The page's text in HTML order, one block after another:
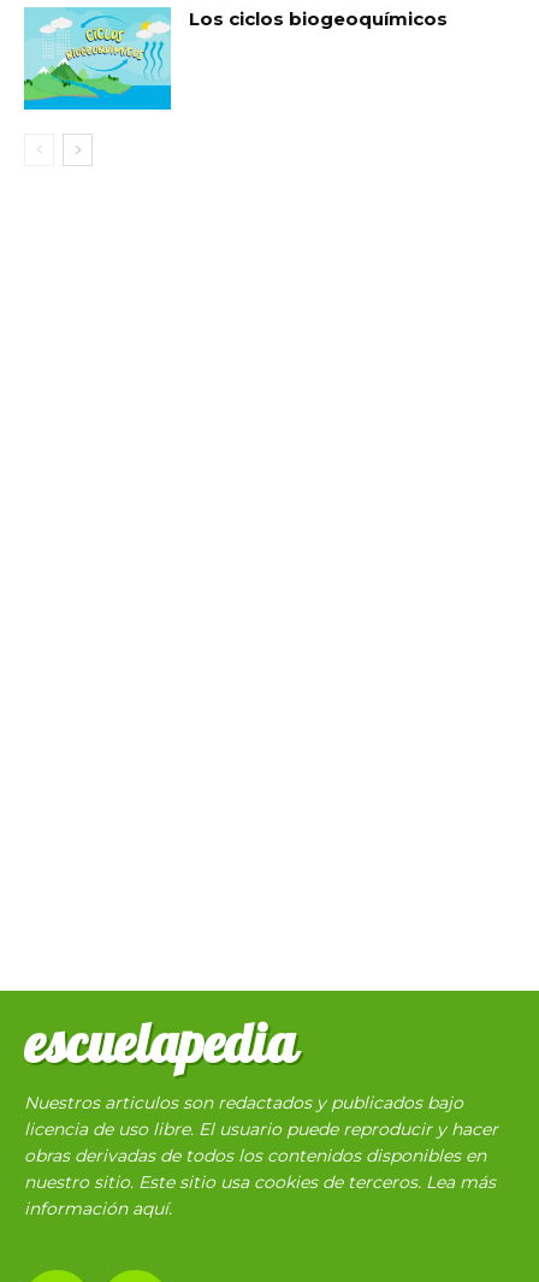
Los ciclos biogeoquímicos
escuelapedia
Nuestros articulos son redactados y publicados bajo
licencia de uso libre. El usuario puede reproducir y hacer
obras derivadas de todos los contenidos disponibles en
nuestro sitio. Este sitio usa cookies de terceros. Lea más
información aquí.